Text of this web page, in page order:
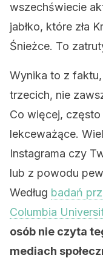
wszechświecie
jabłko, które zła
Śnieżce. To
Wynika to z
trzecich, nie
Co więcej,
lekceważące.
Instagrama czy
lub z powodu
Według badań
Columbia
osób nie czyta
mediach